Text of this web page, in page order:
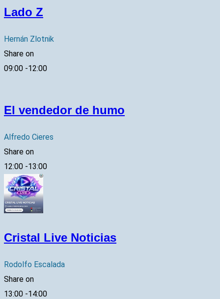
Lado Z
Hernán Zlotnik
Share on
09:00 -12:00
El vendedor de humo
Alfredo Cieres
Share on
12:00 -13:00
Cristal Live Noticias
Rodolfo Escalada
Share on
13:00 -14:00